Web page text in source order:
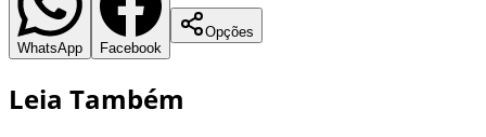
WhatsApp Facebook
Opções
Leia Também